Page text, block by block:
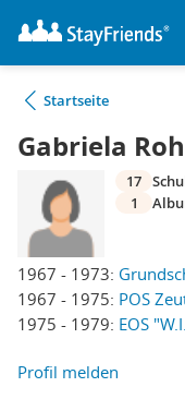
Startseite
Gabriela
1967 - 1973:
1967 - 1975: POS
1975 - 1979: EOS
17
1
Profil melden